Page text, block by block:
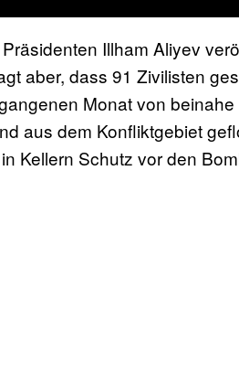
Illham Aliyev
aber, dass 91 Zivilisten
Monat von
aus dem Konfliktgebiet
Kellern Schutz vor den